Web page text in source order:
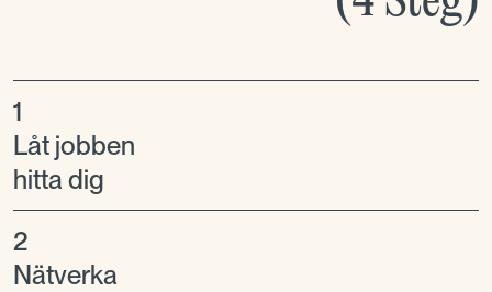
1
Låt jobben
hitta dig
2
Nätverka